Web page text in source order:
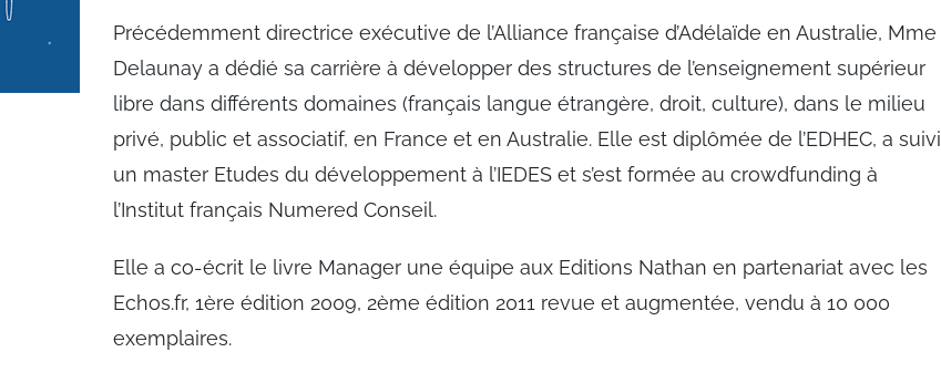
Précédemment directrice exécutive de l’Alliance française d’Adélaïde en Australie, Mme
Delaunay a dédié sa carrière à développer des structures de l’enseignement supérieur
libre dans différents domaines (français langue étrangère, droit, culture), dans le milieu
privé, public et associatif, en France et en Australie. Elle est diplômée de l’EDHEC, a suivi
un master Etudes du développement à l’IEDES et s’est formée au crowdfunding à
l’Institut français Numered Conseil.
Elle a co-écrit le livre Manager une équipe aux Editions Nathan en partenariat avec les
Echos.fr, 1ère édition 2009, 2ème édition 2011 revue et augmentée, vendu à 10 000
exemplaires.